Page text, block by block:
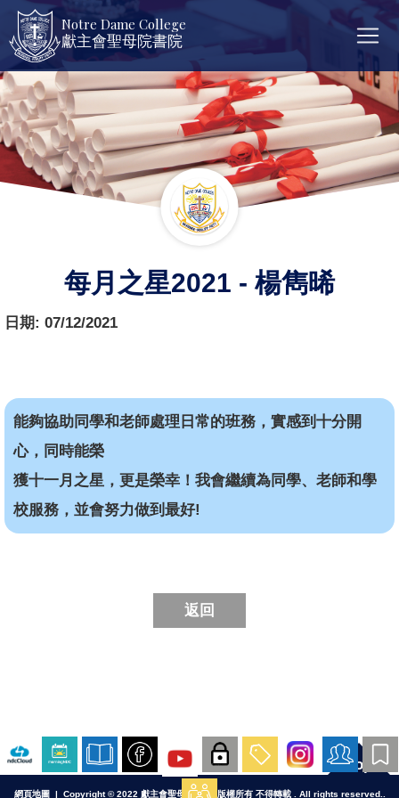
Notre Dame College
獻主會聖母院書院
每月之星2021 - 楊雋晞
日期: 07/12/2021
能夠協助同學和老師處理日常的班務，實感到十分開
心，同時能榮
獲十一月之星，更是榮幸！我會繼續為同學、老師和學
校服務，並會努力做到最好!
返回
Top
網頁地圖 | Copyright © 2022 獻主會聖母院書院. 版權所有 不得轉載 . All rights reserved..